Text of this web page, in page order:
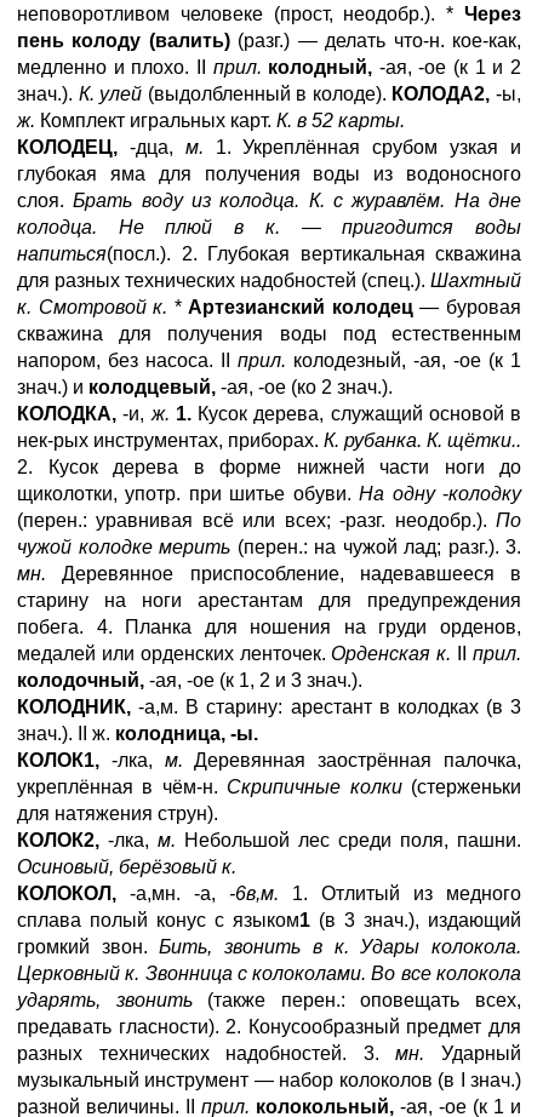
неповоротливом человеке (прост, неодобр.). * Через
пень колоду (валить)(разг.) — делать что-н. кое-как,
медленно и плохо. II прил. колодный, -ая, -ое (к 1 и 2
знач.). К. улей (выдолбленный в колоде). КОЛОДА2, -ы,
ж. Комплект игральных карт. К. в 52 карты.
КОЛОДЕЦ, -дца, м. 1. Укреплённая срубом узкая и
глубокая яма для получения воды из водоносного
слоя.Брать воду из колодца. К. с журавлём. На дне
колодца. Не плюй в к. — пригодится воды
напиться(посл.). 2. Глубокая вертикальная скважина
для разных технических надобностей (спец.). Шахтный
к. Смотровой к. *Артезианский колодец— буровая
скважина для получения воды под естественным
напором, без насоса. II прил. колодезный, -ая, -ое (к 1
знач.) и колодцевый, -ая, -ое (ко 2 знач.).
КОЛОДКА, -и, ж. 1.Кусок дерева, служащий основой в
нек-рых инструментах, приборах. К. рубанка. К. щётки..
2. Кусок дерева в форме нижней части ноги до
щиколотки, употр. при шитье обуви.На одну-колодку
(перен.: уравнивая всё или всех; -разг. неодобр.). По
чужой колодке мерить (перен.: на чужой лад; разг.). 3.
мн. Деревянное приспособление, надевавшееся в
старину на ноги арестантам для предупреждения
побега. 4. Планка для ношения на груди орденов,
медалей или орденских ленточек.Орденская к. IIприл.
колодочный, -ая, -ое (к 1, 2 и 3 знач.).
КОЛОДНИК, -а,м. В старину: арестант в колодках (в 3
знач.). II ж. колодница, -ы.
КОЛОК1, -лка, м. Деревянная заострённая палочка,
укреплённая в чём-н. Скрипичные колки(стерженьки
для натяжения струн).
КОЛОК2, -лка, м. Небольшой лес среди поля, пашни.
Осиновый, берёзовый к.
КОЛОКОЛ, -а,мн. -а, -6в,м. 1. Отлитый из медного
сплава полый конус с языком1 (в 3 знач.), издающий
громкий звон.Бить, звонить в к. Удары колокола.
Церковный к. Звонница с колоколами. Во все колокола
ударять, звонить(также перен.: оповещать всех,
предавать гласности). 2. Конусообразный предмет для
разных технических надобностей. 3.мн. Ударный
музыкальный инструмент — набор колоколов (в I знач.)
разной величины. II прил. колокольный, -ая, -ое (к 1 и